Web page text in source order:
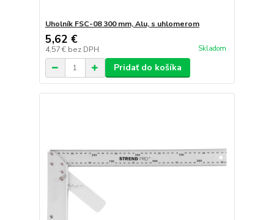
Uholník FSC-08 300 mm, Alu, s uhlomerom
5,62 €
4,57 € bez DPH Skladom
Pridať do košíka